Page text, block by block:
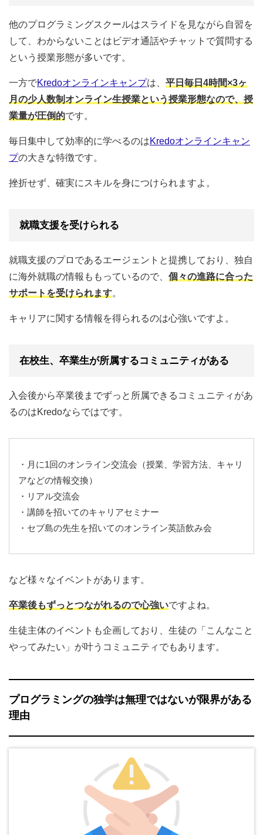
他のプログラミングスクールはスライドを見ながら自習を
して、わからないことはビデオ通話やチャットで質問する
という授業形態が多いです。
一方でKredoオンラインキャンプは、 平日毎日4時間×3ヶ
月の少人数制オンライン生授業という授業形態なので、授
業量が圧倒的です。
毎日集中して効率的に学べるのはKredoオンラインキャン
プの大きな特徴です。
挫折せず、確実にスキルを身につけられますよ。
就職支援を受けられる
就職支援のプロであるエージェントと提携しており、独自
に海外就職の情報ももっているので、 個々の進路に合った
サポートを受けられます。
キャリアに関する情報を得られるのは心強いですよ。
在校生、卒業生が所属するコミュニティがある
入会後から卒業後までずっと所属できるコミュニティがあ
るのはKredoならではです。
・月に1回のオンライン交流会（授業、学習方法、キャリ
アなどの情報交換）
・リアル交流会
・講師を招いてのキャリアセミナー
・セブ島の先生を招いてのオンライン英語飲み会
など様々なイベントがあります。
卒業後もずっとつながれるので心強いですよね。
生徒主体のイベントも企画しており、生徒の「こんなこと
やってみたい」が叶うコミュニティでもあります。
プログラミングの独学は無理ではないが限界がある
理由